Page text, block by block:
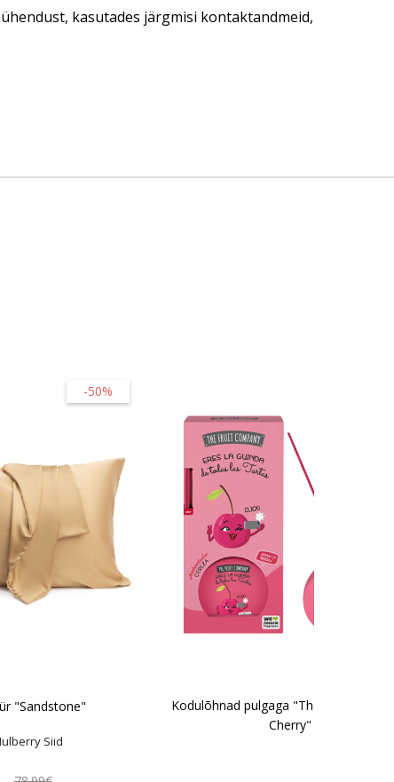
kasutades järgmisi kontaktandmeid,
-50%
"Sandstone"
Siid
Kodulõhnad pulgaga "The Fruit
Cherry"